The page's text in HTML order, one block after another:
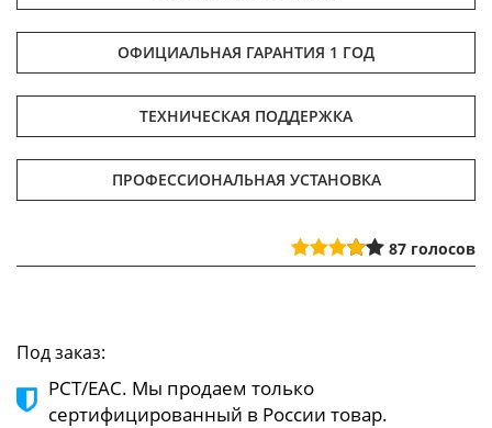
ОФИЦИАЛЬНАЯ ГАРАНТИЯ 1 ГОД
ТЕХНИЧЕСКАЯ ПОДДЕРЖКА
ПРОФЕССИОНАЛЬНАЯ УСТАНОВКА
87 голосов
Под заказ:
РСТ/ЕАС. Мы продаем только
сертифицированный в России товар.